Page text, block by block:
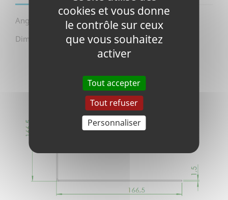
Angle plinthe 90°.
Dimensions :
cookies et vous donne
le contrôle sur ceux
que vous souhaitez
activer
Tout accepter
Tout refuser
Personnaliser